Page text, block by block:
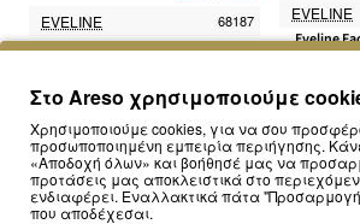
EVELINE 68187
Eveline Collagen Firming Mask (20 ml)
EVELINE
Eveline
Mask With
Στο Areso χρησιμοποιούμε
Χρησιμοποιούμε cookies, για να σου
προσωποποιημένη εμπειρία περιήγησης.
«Αποδοχή όλων» και βοήθησέ μας να
προτάσεις μας αποκλειστικά στο
ενδιαφέρει. Εναλλακτικά πάτα
που αποδέχεσαι.